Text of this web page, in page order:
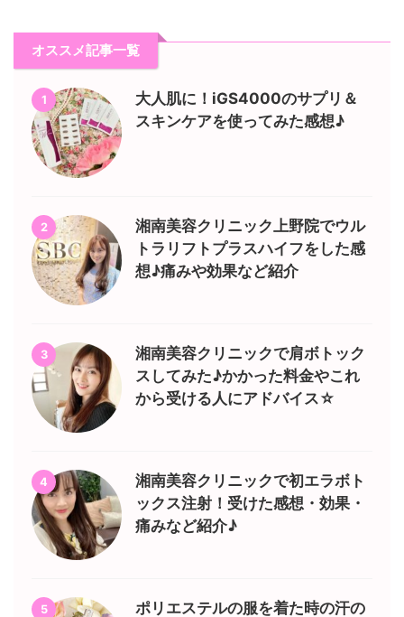
オススメ記事一覧
1
大人肌に！iGS4000のサプリ＆
スキンケアを使ってみた感想♪
2
湘南美容クリニック上野院でウル
トラリフトプラスハイフをした感
想♪痛みや効果など紹介
3
湘南美容クリニックで肩ボトック
スしてみた♪かかった料金やこれ
から受ける人にアドバイス☆
4
湘南美容クリニックで初エラボト
ックス注射！受けた感想・効果・
痛みなど紹介♪
5
ポリエステルの服を着た時の汗の